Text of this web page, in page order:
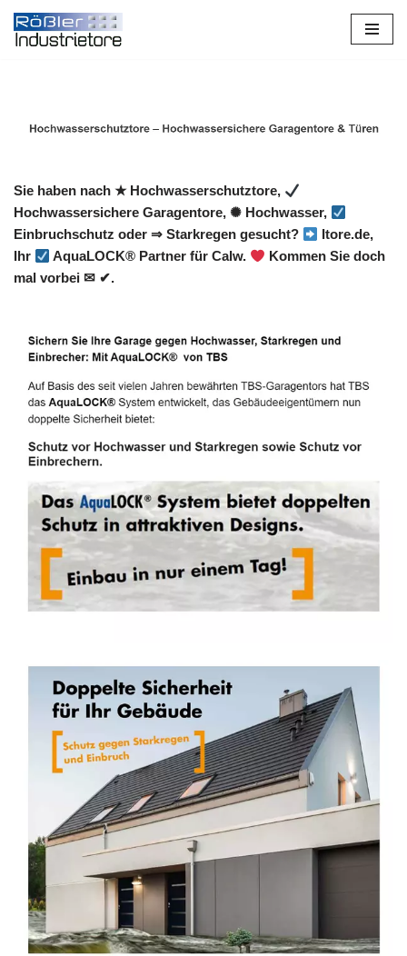
Zum
Sie haben nach ★ Hochwasserschutztore,
Hochwassersichere Garagentore, ✺ Hochwasser,
Einbruchschutz oder ⇒ Starkregen gesucht?
Itore.de,
Ihr
AquaLOCK® Partner für Calw.
Kommen Sie doch
mal vorbei ✉ ✔.